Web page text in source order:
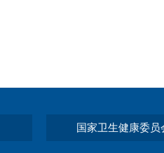
国家卫生健康委员